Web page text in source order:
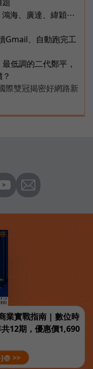
鴻海、廣達、緯穎⋯
Gmail、自動跑完工
低調的二代鄭平，
際雙冠揭密好網路新
業實戰指南 | 數位時
12期，優惠價1,690
>>